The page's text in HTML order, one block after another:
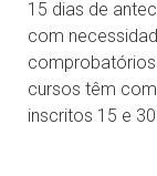
15 dias de
com
cursos têm
inscritos 15 e